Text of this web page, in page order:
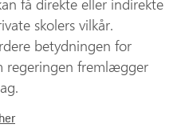
få direkte eller indirekte
skolers vilkår.
betydningen for
regeringen fremlægger
her